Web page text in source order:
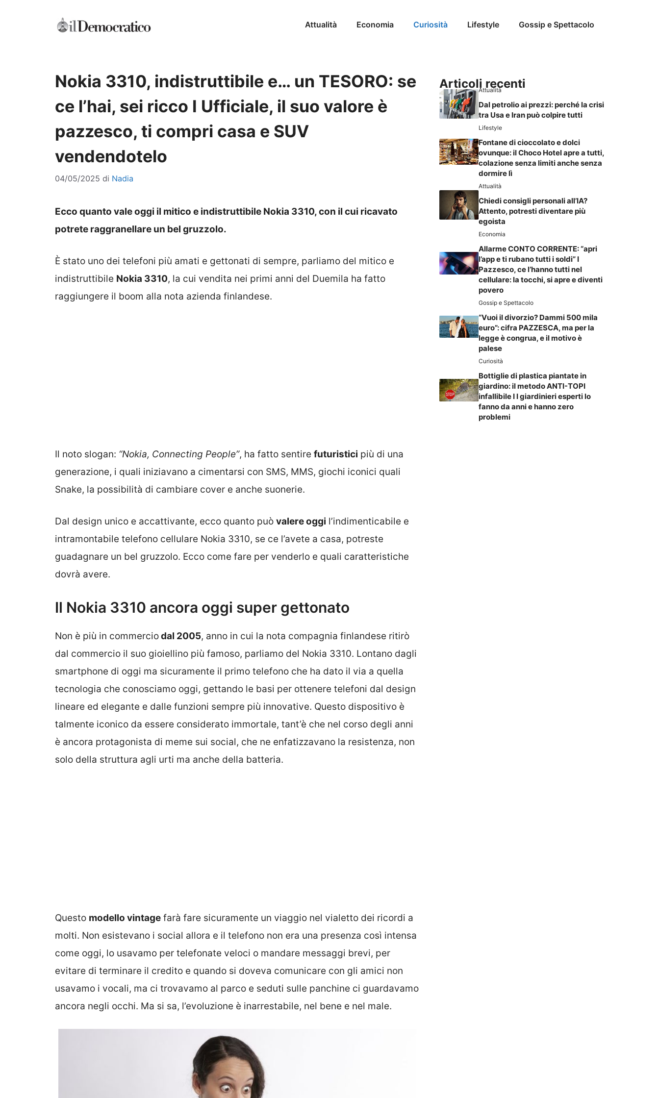
Attualità Economia Curiosità Lifestyle Gossip e Spettacolo
Nokia 3310, indistruttibile e… un TESORO: se
ce l’hai, sei ricco I Ufficiale, il suo valore è
pazzesco, ti compri casa e SUV
vendendotelo
04/05/2025 di Nadia
Ecco quanto vale oggi il mitico e indistruttibile Nokia 3310, con il cui ricavato
potrete raggranellare un bel gruzzolo.
È stato uno dei telefoni più amati e gettonati di sempre, parliamo del mitico e
indistruttibile Nokia 3310, la cui vendita nei primi anni del Duemila ha fatto
raggiungere il boom alla nota azienda finlandese.
Il noto slogan: “Nokia, Connecting People”, ha fatto sentire futuristici più di una
generazione, i quali iniziavano a cimentarsi con SMS, MMS, giochi iconici quali
Snake, la possibilità di cambiare cover e anche suonerie.
Dal design unico e accattivante, ecco quanto può valere oggi l’indimenticabile e
intramontabile telefono cellulare Nokia 3310, se ce l’avete a casa, potreste
guadagnare un bel gruzzolo. Ecco come fare per venderlo e quali caratteristiche
dovrà avere.
Il Nokia 3310 ancora oggi super gettonato
Non è più in commerciodal 2005, anno in cui la nota compagnia finlandese ritirò
dal commercio il suo gioiellino più famoso, parliamo del Nokia 3310. Lontano dagli
smartphone di oggi ma sicuramente il primo telefono che ha dato il via a quella
tecnologia che conosciamo oggi, gettando le basi per ottenere telefoni dal design
lineare ed elegante e dalle funzioni sempre più innovative. Questo dispositivo è
talmente iconico da essere considerato immortale, tant’è che nel corso degli anni
è ancora protagonista di meme sui social, che ne enfatizzavano la resistenza, non
solo della struttura agli urti ma anche della batteria.
Questo modello vintage farà fare sicuramente un viaggio nel vialetto dei ricordi a
molti. Non esistevano i social allora e il telefono non era una presenza così intensa
come oggi, lo usavamo per telefonate veloci o mandare messaggi brevi, per
evitare di terminare il credito e quando si doveva comunicare con gli amici non
usavamo i vocali, ma ci trovavamo al parco e seduti sulle panchine ci guardavamo
ancora negli occhi. Ma si sa, l’evoluzione è inarrestabile, nel bene e nel male.
Articoli recenti
Attualità
Dal petrolio ai prezzi: perché la crisi
tra Usa e Iran può colpire tutti
Lifestyle
Fontane di cioccolato e dolci
ovunque: il Choco Hotel apre a tutti,
colazione senza limiti anche senza
dormire lì
Attualità
Chiedi consigli personali all’IA?
Attento, potresti diventare più
egoista
Economia
Allarme CONTO CORRENTE: “apri
l’app e ti rubano tutti i soldi” I
Pazzesco, ce l’hanno tutti nel
cellulare: la tocchi, si apre e diventi
povero
Gossip e Spettacolo
“Vuoi il divorzio? Dammi 500 mila
euro”: cifra PAZZESCA, ma per la
legge è congrua, e il motivo è
palese
Curiosità
Bottiglie di plastica piantate in
giardino: il metodo ANTI-TOPI
infallibile I I giardinieri esperti lo
fanno da anni e hanno zero
problemi